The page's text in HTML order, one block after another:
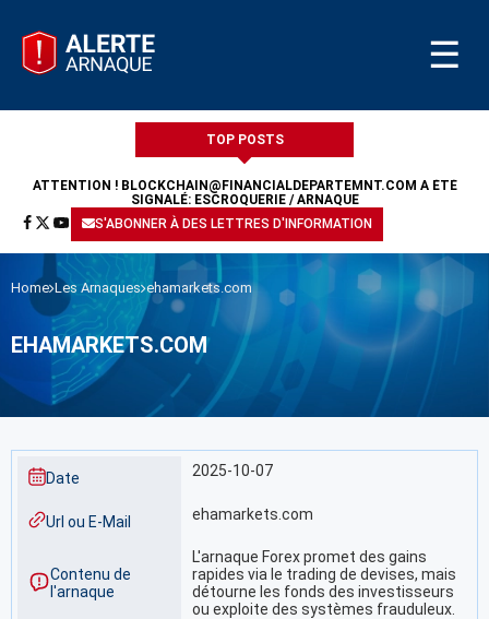
☰
TOP POSTS
ATTENTION ! BLOCKCHAIN@FINANCIALDEPARTEMNT.COM A ÉTÉ
SIGNALÉ: ESCROQUERIE / ARNAQUE
S'ABONNER À DES LETTRES D'INFORMATION
Home Les Arnaques ehamarkets.com
EHAMARKETS.COM
Date 2025-10-07
Url ou E-Mail ehamarkets.com
Contenu de
l'arnaque
L'arnaque Forex promet des gains
rapides via le trading de devises, mais
détourne les fonds des investisseurs
ou exploite des systèmes frauduleux.